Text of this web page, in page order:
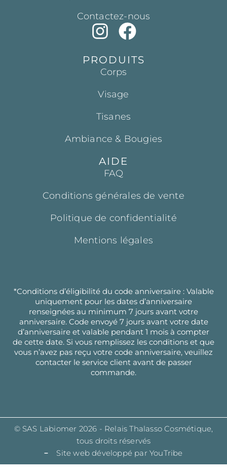
Contactez-nous
PRODUITS
Corps
Visage
Tisanes
Ambiance & Bougies
AIDE
FAQ
Conditions générales de vente
Politique de confidentialité
Mentions légales
*Conditions d’éligibilité du code anniversaire : Valable
uniquement pour les dates d’anniversaire
renseignées au minimum 7 jours avant votre
anniversaire. Code envoyé 7 jours avant votre date
d’anniversaire et valable pendant 1 mois à compter
de cette date. Si vous remplissez les conditions et que
vous n’avez pas reçu votre code anniversaire, veuillez
contacter le service client avant de passer
commande.
© SAS Labiomer 2026 - Relais Thalasso Cosmétique,
tous droits réservés
Site web développé par YouTribe